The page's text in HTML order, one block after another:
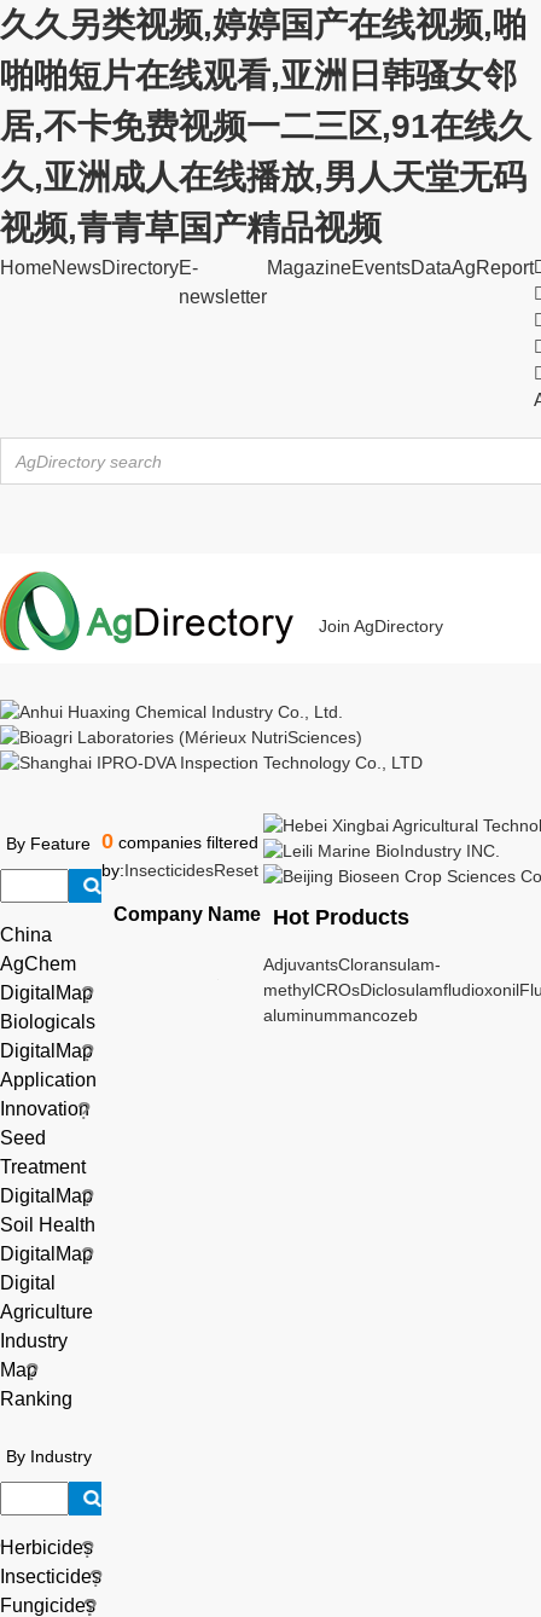
久久另类视频,婷婷国产在线视频,啪
啪啪短片在线观看,亚洲日韩骚女邻
居,不卡免费视频一二三区,91在线久
久,亚洲成人在线播放,男人天堂无码
视频,青青草国产精品视频
HomeNewsDirectoryE-
newsletter
MagazineEventsDataAgReport
Join AgDirectory
By Feature
China
AgChem
DigitalMap
Biologicals
DigitalMap
Application
Innovation
Seed
Treatment
DigitalMap
Soil Health
DigitalMap
Digital
Agriculture
Industry
Map
Ranking
By Industry
Herbicides
Insecticides
Fungicides
0 companies filtered
by:InsecticidesReset
Company Name Hot Products
AdjuvantsCloransulam-
methylCROsDiclosulamfludioxonil
aluminummancozeb